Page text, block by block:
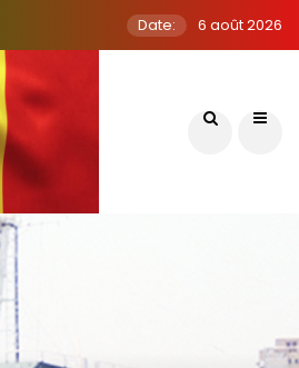
Date: 6 août 2026